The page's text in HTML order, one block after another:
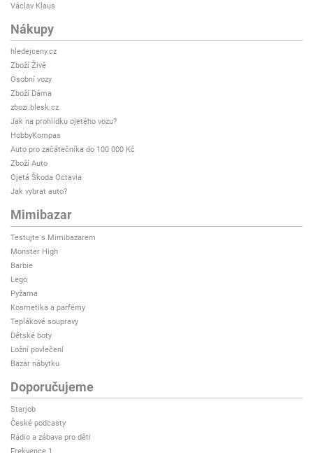
Václav Klaus
Nákupy
hledejceny.cz
Zboží Živě
Osobní vozy
Zboží Dáma
zbozi.blesk.cz
Jak na prohlídku ojetého vozu?
HobbyKompas
Auto pro začátečníka do 100 000 Kč
Zboží Auto
Ojetá Škoda Octavia
Jak vybrat auto?
Mimibazar
Testujte s Mimibazarem
Monster High
Barbie
Lego
Pyžama
Kosmetika a parfémy
Teplákové soupravy
Dětské boty
Ložní povlečení
Bazar nábytku
Doporučujeme
Starjob
České podcasty
Rádio a zábava pro děti